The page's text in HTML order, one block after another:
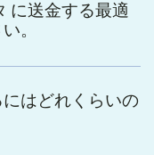
に送金する最適
。
はどれくらいの